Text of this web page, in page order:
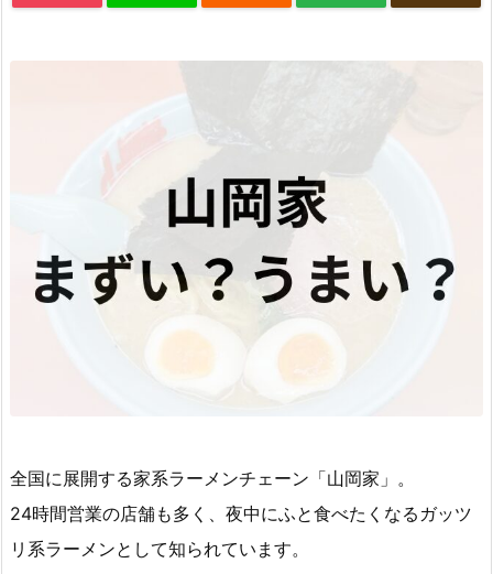
全国に展開する家系ラーメンチェーン「山岡家」。
24時間営業の店舗も多く、夜中にふと食べたくなるガッツ
リ系ラーメンとして知られています。